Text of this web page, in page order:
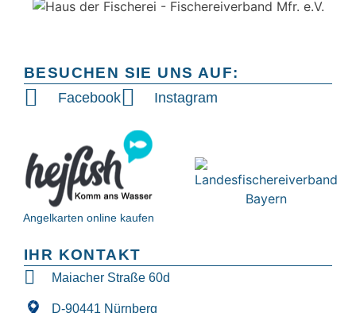
BESUCHEN SIE UNS AUF:
Facebook Instagram
Angelkarten online kaufen
IHR KONTAKT
Maiacher Straße 60d
D-90441 Nürnberg